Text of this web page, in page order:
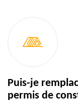
Puis-je
permis de